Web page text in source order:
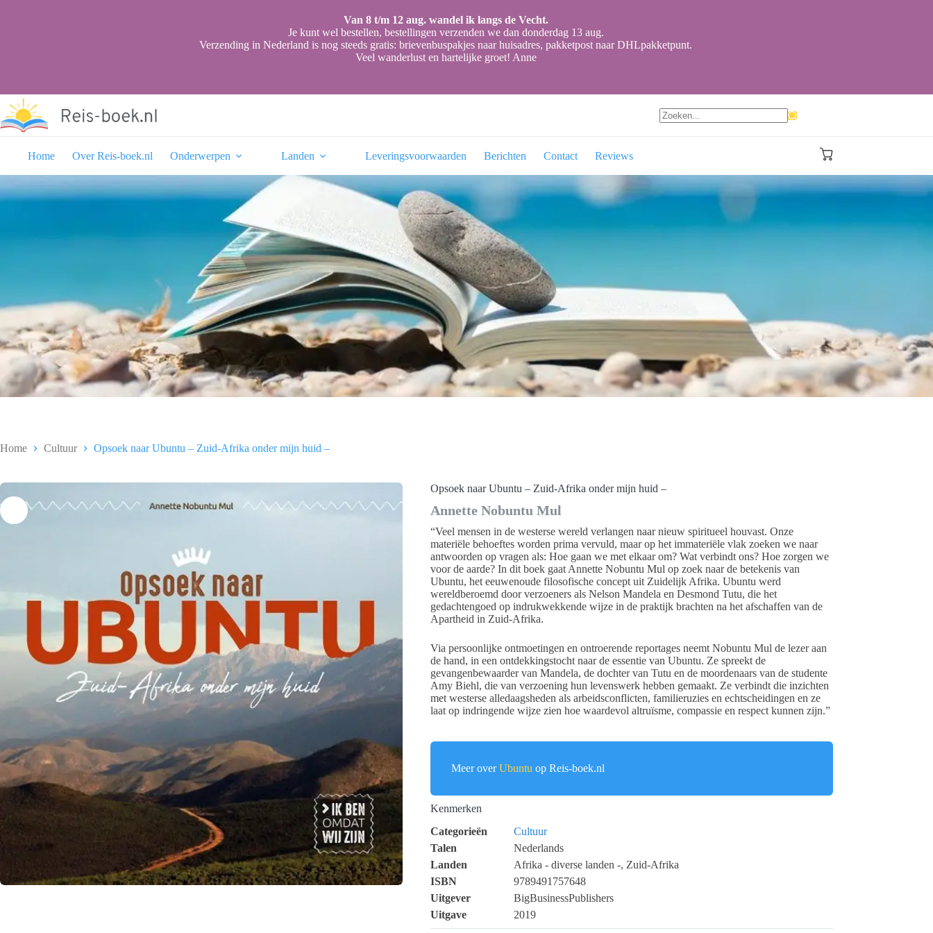
Van 8 t/m 12 aug. wandel ik langs de Vecht.
Je kunt wel bestellen, bestellingen verzenden we dan donderdag 13 aug.
Verzending in Nederland is nog steeds gratis: brievenbuspakjes naar huisadres, pakketpost naar DHLpakketpunt.
Veel wanderlust en hartelijke groet! Anne
Home
Over Reis-boek.nl Onderwerpen Landen Leveringsvoorwaarden Berichten Contact Reviews Winkelwagen
Home Cultuur Opsoek naar Ubuntu – Zuid-Afrika onder mijn huid –
Opsoek naar Ubuntu – Zuid-Afrika onder mijn huid –
Annette Nobuntu Mul
“Veel mensen in de westerse wereld verlangen naar nieuw spiritueel houvast. Onze
materiële behoeftes worden prima vervuld, maar op het immateriële vlak zoeken we naar
antwoorden op vragen als: Hoe gaan we met elkaar om? Wat verbindt ons? Hoe zorgen we
voor de aarde? In dit boek gaat Annette Nobuntu Mul op zoek naar de betekenis van
Ubuntu, het eeuwenoude filosofische concept uit Zuidelijk Afrika. Ubuntu werd
wereldberoemd door verzoeners als Nelson Mandela en Desmond Tutu, die het
gedachtengoed op indrukwekkende wijze in de praktijk brachten na het afschaffen van de
Apartheid in Zuid-Afrika.
Via persoonlijke ontmoetingen en ontroerende reportages neemt Nobuntu Mul de lezer aan
de hand, in een ontdekkingstocht naar de essentie van Ubuntu. Ze spreekt de
gevangenbewaarder van Mandela, de dochter van Tutu en de moordenaars van de studente
Amy Biehl, die van verzoening hun levenswerk hebben gemaakt. Ze verbindt die inzichten
met westerse alledaagsheden als arbeidsconflicten, familieruzies en echtscheidingen en ze
laat op indringende wijze zien hoe waardevol altruïsme, compassie en respect kunnen zijn.”
Meer overUbuntu op Reis-boek.nl
Kenmerken
Categorieën
Cultuur
Talen
Nederlands
Landen
Afrika - diverse landen -, Zuid-Afrika
ISBN
9789491757648
Uitgever
BigBusinessPublishers
Uitgave
2019